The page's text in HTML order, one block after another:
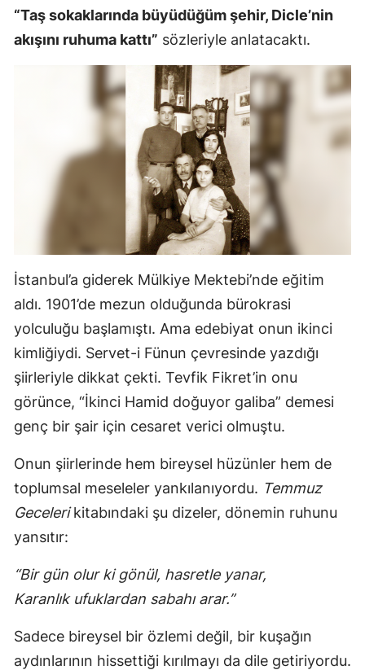
“Taş sokaklarında büyüdüğüm şehir, Dicle’nin
akışını ruhuma kattı” sözleriyle anlatacaktı.
İstanbul’a giderek Mülkiye Mektebi’nde eğitim
aldı. 1901’de mezun olduğunda bürokrasi
yolculuğu başlamıştı. Ama edebiyat onun ikinci
kimliğiydi. Servet-i Fünun çevresinde yazdığı
şiirleriyle dikkat çekti. Tevfik Fikret’in onu
görünce, “İkinci Hamid doğuyor galiba” demesi
genç bir şair için cesaret verici olmuştu.
Onun şiirlerinde hem bireysel hüzünler hem de
toplumsal meseleler yankılanıyordu. Temmuz
Gecelerikitabındaki şu dizeler, dönemin ruhunu
yansıtır:
“Bir gün olur ki gönül, hasretle yanar,
Karanlık ufuklardan sabahı arar.”
Sadece bireysel bir özlemi değil, bir kuşağın
aydınlarının hissettiği kırılmayı da dile getiriyordu.